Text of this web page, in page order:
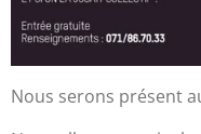
Nous serons présent